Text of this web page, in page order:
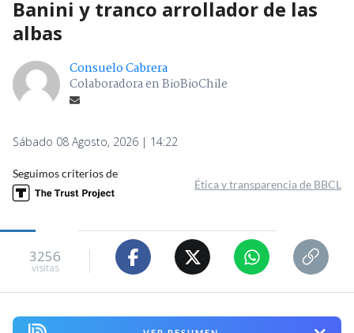
Banini y tranco arrollador de las
albas
Consuelo Cabrera
Colaboradora en BioBioChile
Sábado 08 Agosto, 2026 | 14:22
Seguimos criterios de
Ética y transparencia de BBCL
3256
visitas